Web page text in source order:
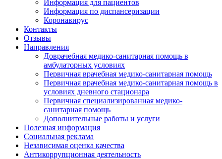
Информация для пациентов
Информация по диспансеризации
Коронавирус
Контакты
Отзывы
Направления
Доврачебная медико-санитарная помощь в
амбулаторных условиях
Первичная врачебная медико-санитарная помощь
Первичная врачебная медико-санитарная помощь в
условиях дневного стационара
Первичная специализированная медико-
санитарная помощь
Дополнительные работы и услуги
Полезная информация
Социальная реклама
Независимая оценка качества
Антикоррупционная деятельность